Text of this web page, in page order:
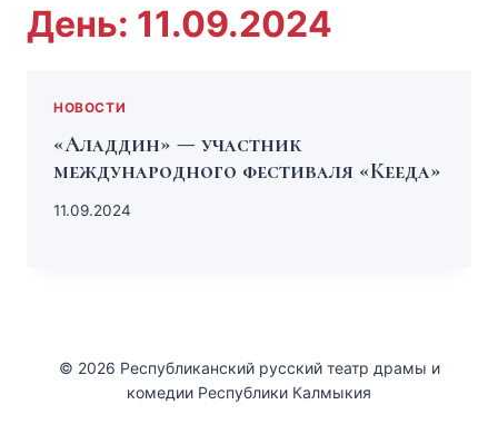
День: 11.09.2024
НОВОСТИ
«Аладдин» — участник
международного фестиваля «Кееда»
11.09.2024
© 2026 Республиканский русский театр драмы и
комедии Республики Калмыкия